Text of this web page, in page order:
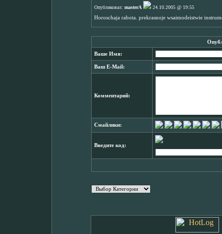
Опубликовал: masterA
24.10.2005 @ 19:55
Horoschaja rabota. prekrasnoje wsaimodeistwie
Ваше Имя:
Ваш E-Mail:
Комментарий:
Смайлики:
Введите код: